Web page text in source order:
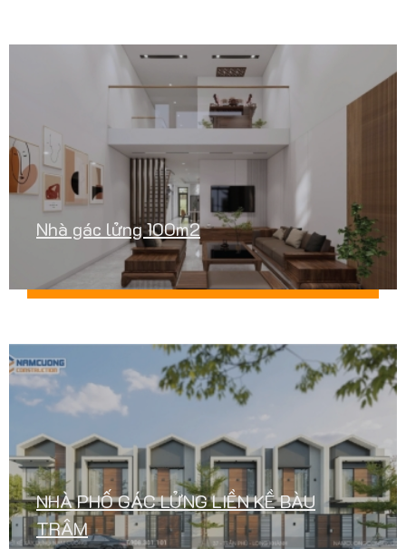
Nhà gác lửng 100m2
NHÀ PHỐ GÁC LỬNG LIỀN KỀ BÀU
TRÂM